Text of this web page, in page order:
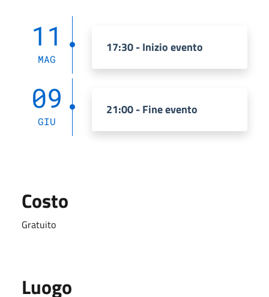
11
MAG
17:30 - Inizio evento
09
GIU
21:00 - Fine evento
Costo
Gratuito
Luogo